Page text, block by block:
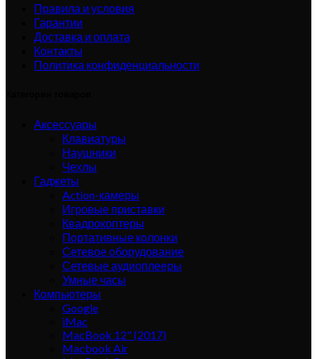
Правила и условия
Гарантии
Доставка и оплата
Контакты
Политика конфиденциальности
Аксессуары
Клавиатуры
Наушники
Чехлы
Гаджеты
Action-камеры
Игровые приставки
Квадрокоптеры
Портативные колонки
Сетевое оборудование
Сетевые аудиоплееры
Умные часы
Компьютеры
Google
iMac
MacBook 12" (2017)
Macbook Air